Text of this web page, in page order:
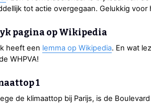
tot actie overgegaan. Gelukkig
pagina op Wikipedia
heeft een lemma op Wikipedia. En wat
WHPVA!
1
de klimaattop bij Parijs, is de